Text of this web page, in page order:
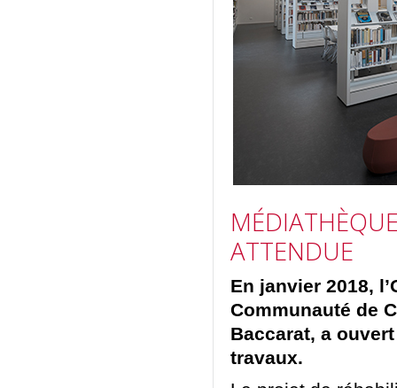
ATTENDUE
En janvier 2018,
Communauté de
Baccarat, a
travaux.